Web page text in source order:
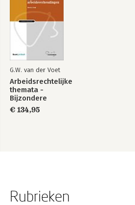
G.W. van der Voet
Arbeidsrechtelijke
themata -
Bijzondere
€ 134,95
Rubrieken